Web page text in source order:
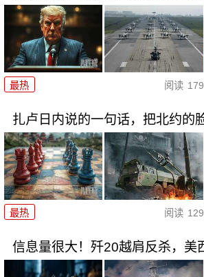
最热 阅读
扎卢日内说的一句话，把北约的
最热 阅读
信息量很大！歼20越肩反杀，美